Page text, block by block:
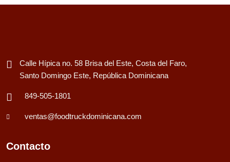
Calle Hípica no. 58 Brisa del Este, Costa del Faro,
Santo Domingo Este, República Dominicana
849-505-1801
ventas@foodtruckdominicana.com
Contacto